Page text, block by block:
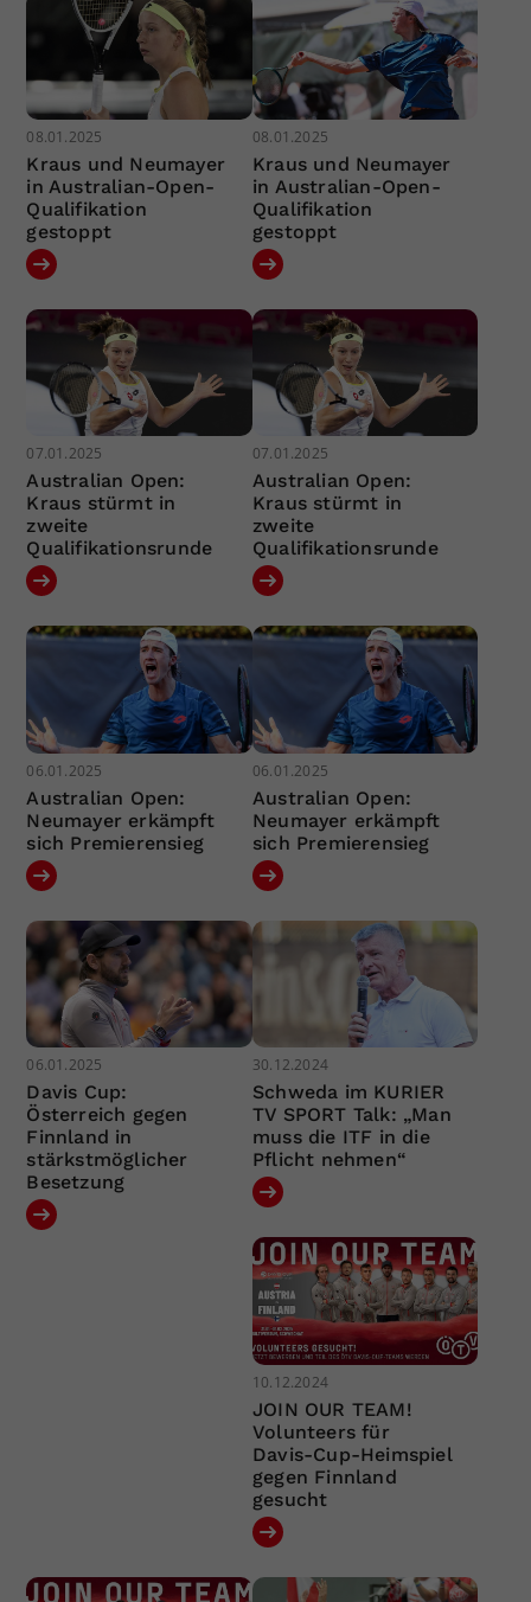
08.01.2025
Kraus und Neumayer
in Australian-Open-
Qualifikation
gestoppt
08.01.2025
Kraus und Neumayer
in Australian-Open-
Qualifikation
gestoppt
07.01.2025
Australian Open:
Kraus stürmt in
zweite
Qualifikationsrunde
07.01.2025
Australian Open:
Kraus stürmt in
zweite
Qualifikationsrunde
06.01.2025
Australian Open:
Neumayer erkämpft
sich Premierensieg
06.01.2025
Australian Open:
Neumayer erkämpft
sich Premierensieg
06.01.2025
Davis Cup:
Österreich gegen
Finnland in
stärkstmöglicher
Besetzung
30.12.2024
Schweda im KURIER
TV SPORT Talk: „Man
muss die ITF in die
Pflicht nehmen“
10.12.2024
JOIN OUR TEAM!
Volunteers für
Davis-Cup-Heimspiel
gegen Finnland
gesucht